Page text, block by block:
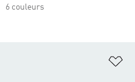
6 couleurs